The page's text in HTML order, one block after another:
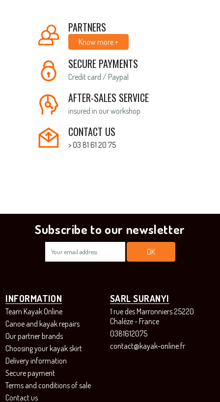
PARTNERS
Know more +
SECURE PAYMENTS
Credit card / Paypal
AFTER-SALES SERVICE
insured in our workshop
CONTACT US
> 03 81 61 20 75
Subscribe to our newsletter
INFORMATION
Team Kayak Online
Canoe and kayak repairs
Our partner brands
Choosing your kayak skirt
Delivery information
Secure payment
Terms and conditions of sale
Contact us
SARL SURANYI
1 rue des Marronniers 25220
Chalèze - France
0381612075
contact@kayak-online.fr